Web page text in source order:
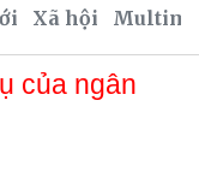
Xã hội
của ngân